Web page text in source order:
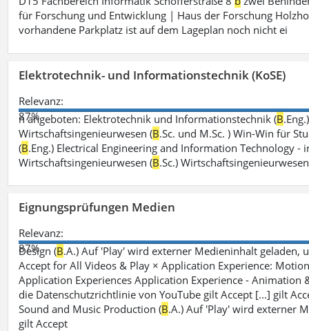
für Forschung und Entwicklung | Haus der Forschung
vorhandene Parkplatz ist auf dem Lageplan noch nicht ei
Elektrotechnik- und Informationstechnik (KoSE)
Relevanz:
87%
n angeboten: Elektrotechnik und Informationstechnik (B
Wirtschaftsingenieurwesen (B.Sc. und M.Sc. ) Win-Win für
(B.Eng.) Electrical Engineering and Information Technology
Wirtschaftsingenieurwesen (B.Sc.) Wirtschaftsingenieurwesen
Eignungsprüfungen Medien
Relevanz:
87%
Design (B.A.) Auf 'Play' wird externer Medieninhalt geladen,
Accept for All Videos & Play × Application Experience:
Application Experiences Application Experience - Animation
die Datenschutzrichtlinie von YouTube gilt Accept [...] gilt
Sound and Music Production (B.A.) Auf 'Play' wird externer
gilt Accept